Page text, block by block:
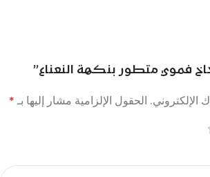
فموي متطور بنكهة النعناع”
الإلكتروني. الحقول الإلزامية مشار إليها بـ *